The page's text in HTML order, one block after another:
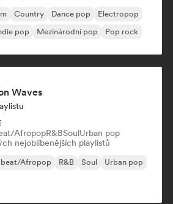
Country Dance pop
Electropop
pop Mezinárodní pop Pop rock
Waves
AfropopR&BSoulUrban pop
nejoblíbenějších playlistů
Afropop R&B Soul Urban pop